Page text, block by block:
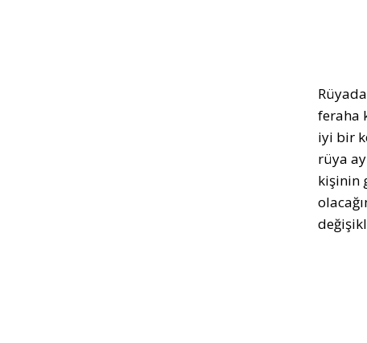
feraha
iyi bir
rüya
kişinin